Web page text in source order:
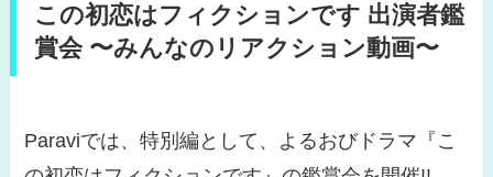
この初恋はフィクションです 出演者鑑
賞会 〜みんなのリアクション動画〜
Paraviでは、特別編として、よるおびドラマ『こ